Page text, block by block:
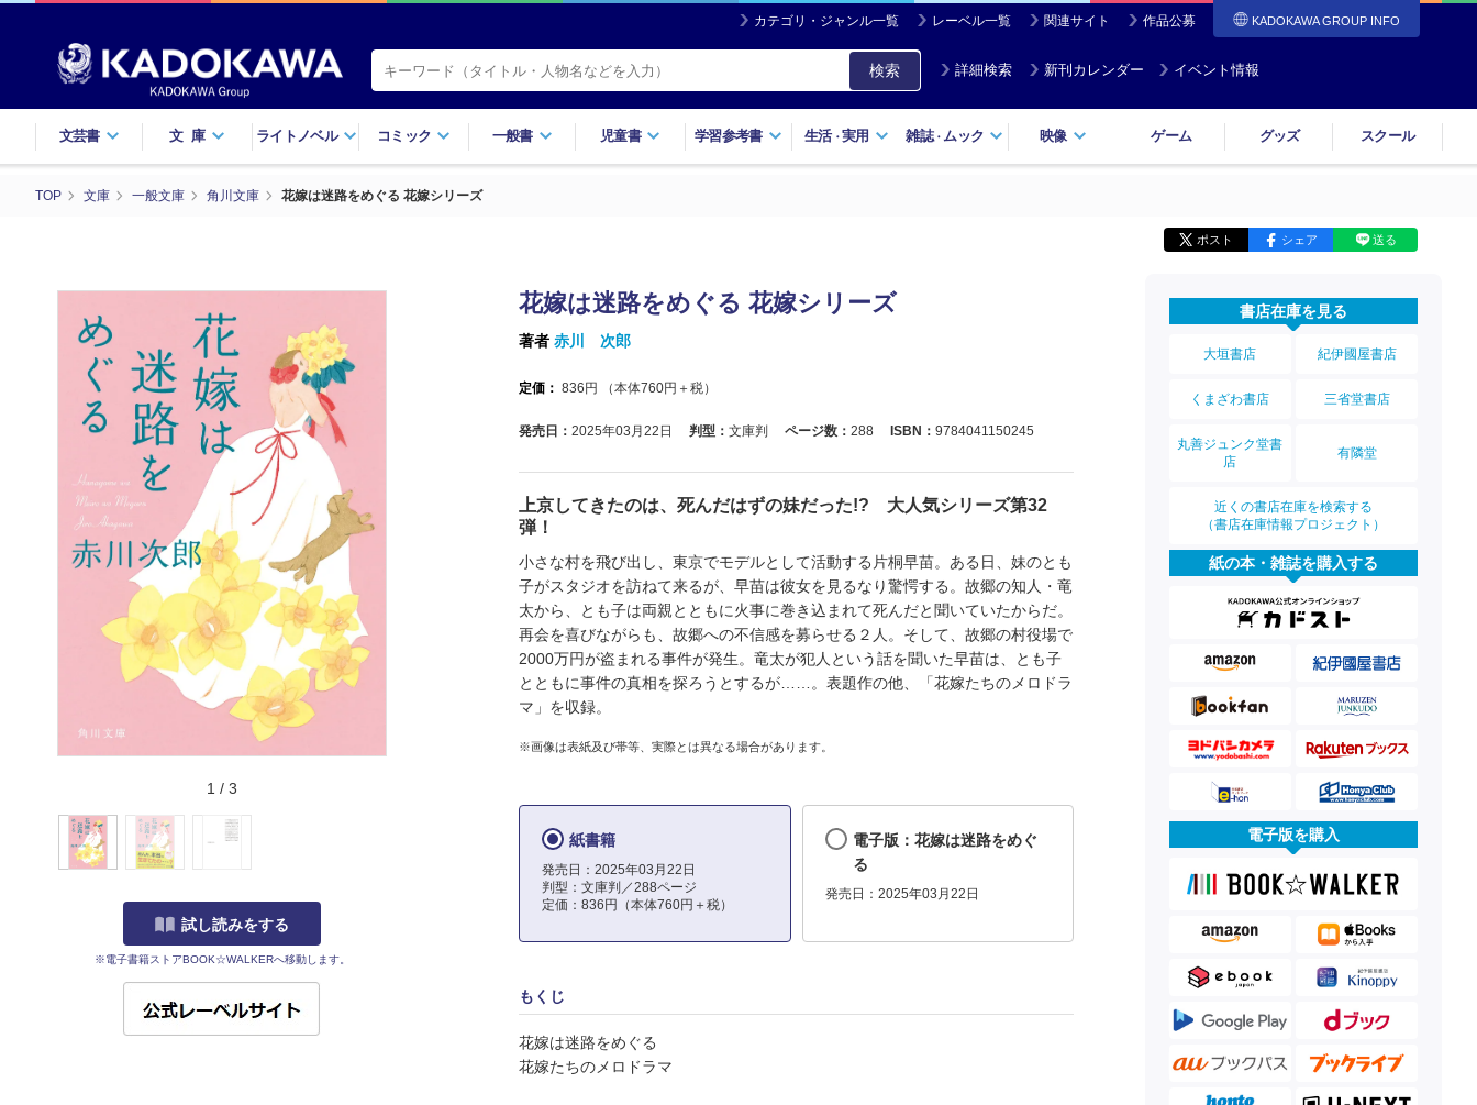
カテゴリ・ジャンル一覧 レーベル一覧 関連サイト 作品公募 KADOKAWA GROUP INFO
検索 詳細検索 新刊カレンダー イベント情報
文芸書 文庫 ライトノベル コミック 一般書 児童書 学習参考書 生活・実用 雑誌・ ムック 映像 ゲーム グッズ スクール
TOP 文庫 一般文庫 角川文庫 花嫁は迷路をめぐる 花嫁シリーズ
ポスト シェア 送る
1 / 3
試し読みをする
※電子書籍ストアBOOK☆WALKERへ移動します。
花嫁は迷路をめぐる 花嫁シリーズ
著者 赤川 次郎
定価： 836 円 （本体760円＋税）
発売日： 2025年03月22日 判型： 文庫判 ページ数： 288 ISBN： 9784041150245
上京してきたのは、死んだはずの妹だった!? 大人気シリーズ第32
弾！
小さな村を飛び出し、東京でモデルとして活動する片桐早苗。ある日、妹のとも
子がスタジオを訪ねて来るが、早苗は彼女を見るなり驚愕する。故郷の知人・竜
太から、とも子は両親とともに火事に巻き込まれて死んだと聞いていたからだ。
再会を喜びながらも、故郷への不信感を募らせる２人。そして、故郷の村役場で
2000万円が盗まれる事件が発生。竜太が犯人という話を聞いた早苗は、とも子
とともに事件の真相を探ろうとするが……。表題作の他、「花嫁たちのメロドラ
マ」を収録。
※画像は表紙及び帯等、実際とは異なる場合があります。
紙書籍
発売日：2025年03月22日
判型：文庫判／288ページ
定価：836円（本体760円＋税）
電子版：花嫁は迷路をめぐ
る
発売日：2025年03月22日
もくじ
花嫁は迷路をめぐる
花嫁たちのメロドラマ
書店在庫を見る
大垣書店 紀伊國屋書店
くまざわ書店 三省堂書店
丸善ジュンク堂書
店
有隣堂
近くの書店在庫を検索する
（書店在庫情報プロジェクト）
紙の本・雑誌を購入する
電子版を購入